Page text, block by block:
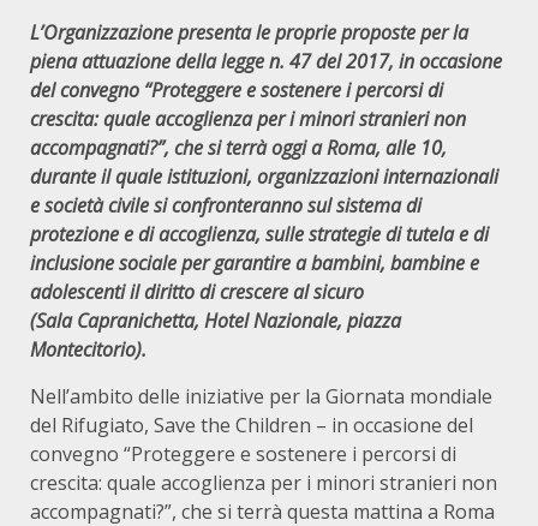
L’Organizzazione presenta le proprie proposte per la
piena attuazione della legge n. 47 del 2017, in occasione
del convegno “Proteggere e sostenere i percorsi di
crescita: quale accoglienza per i minori stranieri non
accompagnati?”, che si terrà oggi a Roma, alle 10,
durante il quale istituzioni, organizzazioni internazionali
e società civile si confronteranno sul sistema di
protezione e di accoglienza, sulle strategie di tutela e di
inclusione sociale per garantire a bambini, bambine e
adolescenti il diritto di crescere al sicuro
(Sala Capranichetta, Hotel Nazionale, piazza
Montecitorio).
Nell’ambito delle iniziative per la Giornata mondiale
del Rifugiato, Save the Children – in occasione del
convegno “Proteggere e sostenere i percorsi di
crescita: quale accoglienza per i minori stranieri non
accompagnati?”, che si terrà questa mattina a Roma